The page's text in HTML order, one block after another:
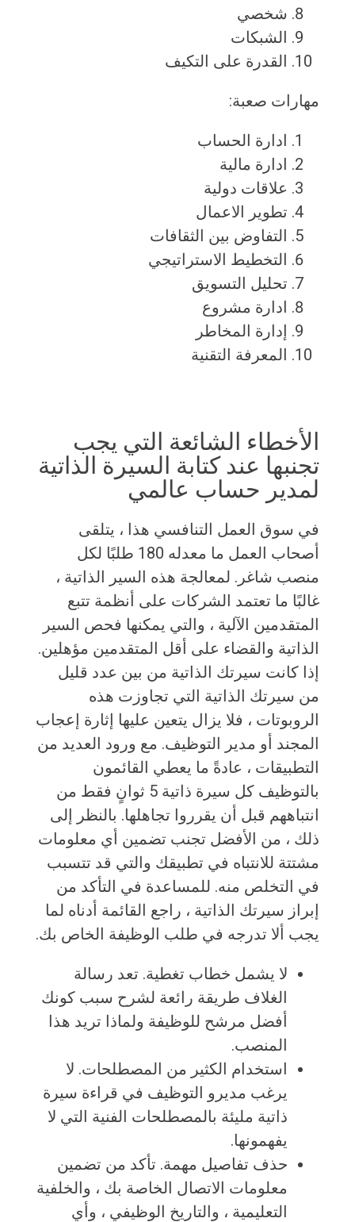
شخصي
الشبكات
القدرة على التكيف
مهارات صعبة:
ادارة الحساب
ادارة مالية
علاقات دولية
تطوير الاعمال
التفاوض بين الثقافات
التخطيط الاستراتيجي
تحليل التسويق
ادارة مشروع
إدارة المخاطر
المعرفة التقنية
الأخطاء الشائعة التي يجب
تجنبها عند كتابة السيرة الذاتية
لمدير حساب عالمي
في سوق العمل التنافسي هذا ، يتلقى
أصحاب العمل ما معدله 180 طلبًا لكل
منصب شاغر. لمعالجة هذه السير الذاتية ،
غالبًا ما تعتمد الشركات على أنظمة تتبع
المتقدمين الآلية ، والتي يمكنها فحص السير
الذاتية والقضاء على أقل المتقدمين مؤهلين.
إذا كانت سيرتك الذاتية من بين عدد قليل
من سيرتك الذاتية التي تجاوزت هذه
الروبوتات ، فلا يزال يتعين عليها إثارة إعجاب
المجند أو مدير التوظيف. مع ورود العديد من
التطبيقات ، عادةً ما يعطي القائمون
بالتوظيف كل سيرة ذاتية 5 ثوانٍ فقط من
انتباههم قبل أن يقرروا تجاهلها. بالنظر إلى
ذلك ، من الأفضل تجنب تضمين أي معلومات
مشتتة للانتباه في تطبيقك والتي قد تتسبب
في التخلص منه. للمساعدة في التأكد من
إبراز سيرتك الذاتية ، راجع القائمة أدناه لما
يجب ألا تدرجه في طلب الوظيفة الخاص بك.
لا يشمل خطاب تغطية. تعد رسالة
الغلاف طريقة رائعة لشرح سبب كونك
أفضل مرشح للوظيفة ولماذا تريد هذا
المنصب.
استخدام الكثير من المصطلحات. لا
يرغب مديرو التوظيف في قراءة سيرة
ذاتية مليئة بالمصطلحات الفنية التي لا
يفهمونها.
حذف تفاصيل مهمة. تأكد من تضمين
معلومات الاتصال الخاصة بك ، والخلفية
التعليمية ، والتاريخ الوظيفي ، وأي